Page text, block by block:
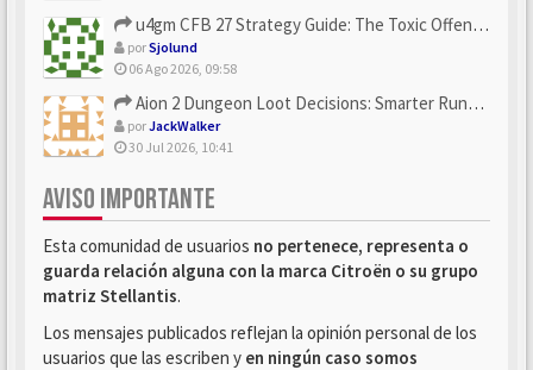
u4gm CFB 27 Strategy Guide: The Toxic Offensive Scheme Your ...
porSjolund
06 Ago 2026, 09:58
Aion 2 Dungeon Loot Decisions: Smarter Runs With U4N
porJackWalker
30 Jul 2026, 10:41
AVISO IMPORTANTE
Esta comunidad de usuarios no pertenece, representa o
guarda relación alguna con la marca Citroën o su grupo
matriz Stellantis.
Los mensajes publicados reflejan la opinión personal de los
usuarios que las escriben y en ningún caso somos